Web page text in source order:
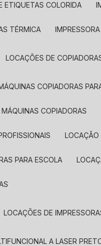
ETIQUETAS COLORIDA
TÉRMICA
LOCAÇÕES DE
COPIADORAS
MÁQUINAS COPIADORAS
PARA ESCOLA
LOCAÇÕES DE
A LASER